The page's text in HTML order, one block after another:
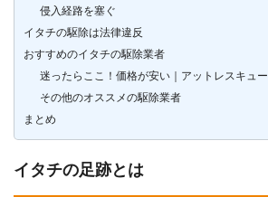
侵入経路を塞ぐ
イタチの駆除は法律違反
おすすめのイタチの駆除業者
迷ったらここ！価格が安い｜アットレスキュー
その他のオススメの駆除業者
まとめ
イタチの足跡とは